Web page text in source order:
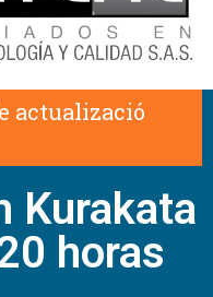
e actualizació
Kurakata
horas